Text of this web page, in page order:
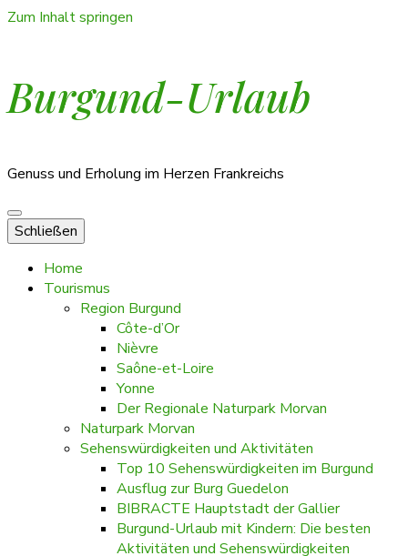
Zum Inhalt springen
Burgund-Urlaub
Genuss und Erholung im Herzen Frankreichs
Schließen
Home
Tourismus
Region Burgund
Côte-d’Or
Nièvre
Saône-et-Loire
Yonne
Der Regionale Naturpark Morvan
Naturpark Morvan
Sehenswürdigkeiten und Aktivitäten
Top 10 Sehenswürdigkeiten im Burgund
Ausflug zur Burg Guedelon
BIBRACTE Hauptstadt der Gallier
Burgund-Urlaub mit Kindern: Die besten
Aktivitäten und Sehenswürdigkeiten